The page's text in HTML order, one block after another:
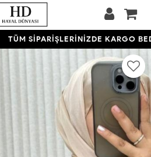
TÜM SİPARİŞLERİNİZDE KARGO